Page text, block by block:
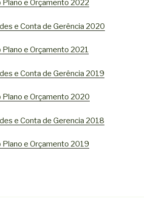
Plano e Orçamento 2022
e Conta de Gerência 2020
e Orçamento 2021
e Conta de Gerência 2019
Plano e Orçamento 2020
e Conta de Gerencia 2018
Plano e Orçamento 2019